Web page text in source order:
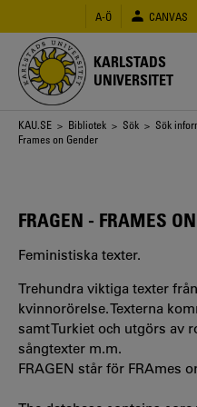
huvudinnehåll
A-Ö CANVAS
KARLSTADS
UNIVERSITET
Länkstig
KAU.SE > Bibliotek > Sök > Sök
Frames on Gender
FRAGEN - FRAMES
Feministiska texter.
Trehundra viktiga texter
kvinnorörelse. Texterna
samt Turkiet och utgörs av
sångtexter m.m.
FRAGEN står för FRAmes